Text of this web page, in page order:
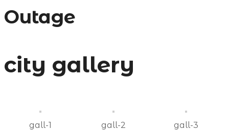
Outage
city gallery
gall-1 gall-2 gall-3